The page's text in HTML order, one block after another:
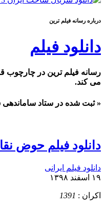
درباره رسانه فيلم ترين
دانلود فیلم
رسانه فیلم ترین در چارچوب
می کند.
« ثبت شده در ستاد ساماندهی
دانلود فیلم حوض
دانلود فیلم ایرانی
۱۹ اسفند ۱۳۹۸
اکران : 1391